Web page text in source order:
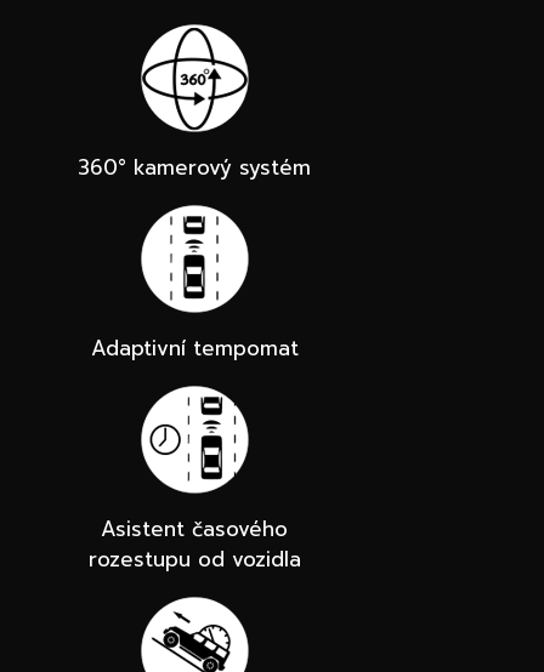
360° kamerový systém
Adaptivní tempomat
Asistent časového
rozestupu od vozidla